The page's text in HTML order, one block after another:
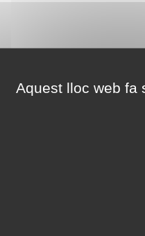
Aquest lloc web fa